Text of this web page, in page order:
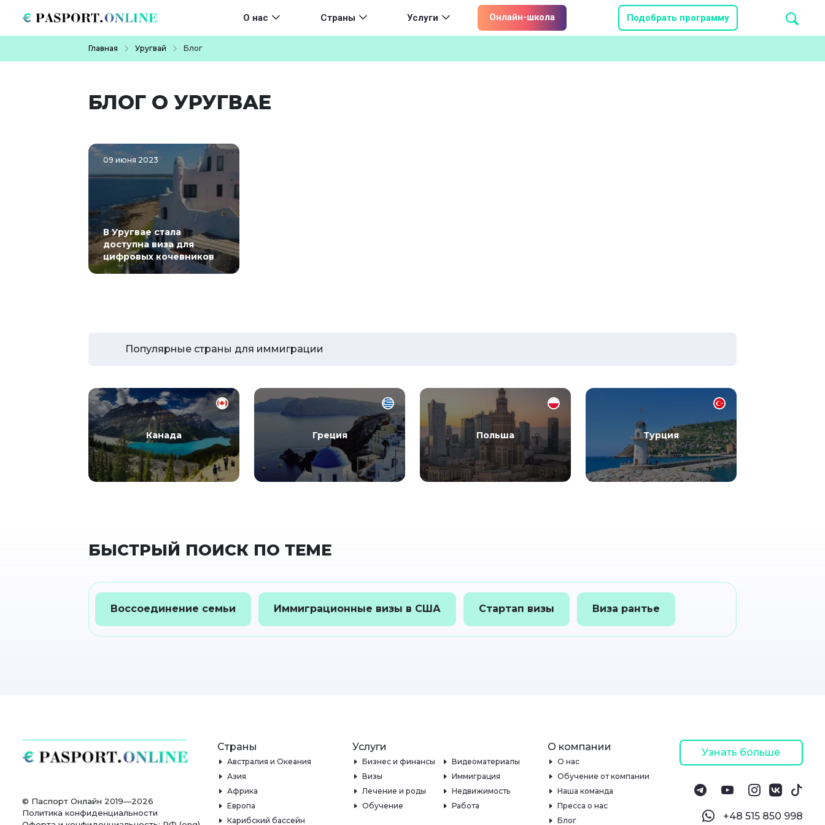
Main navigation
О нас Страны Услуги Онлайн-школа Подобрать программу
Главная Уругвай Блог
БЛОГ О УРУГВАЕ
09 июня 2023
В Уругвае стала
доступна виза для
цифровых кочевников
Популярные страны для иммиграции
Канада Греция Польша Турция
БЫСТРЫЙ ПОИСК ПО ТЕМЕ
Воссоединение семьи Иммиграционные визы в США Стартап визы Виза рантье
© Паспорт Онлайн 2019—2026
Политика конфиденциальности
Страны
Австралия и Океания
Азия
Африка
Европа
Карибский бассейн
Услуги
Бизнес и финансы
Видеоматериалы
Визы
Иммиграция
Лечение и роды
Недвижимость
Обучение
Работа
О компании
О нас
Обучение от компании
Наша команда
Пресса о нас
Блог
Узнать больше
‪+48 515 850 998‬